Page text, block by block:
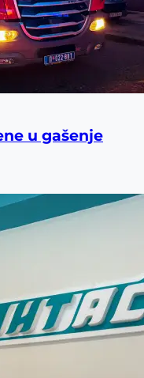
u gašenje